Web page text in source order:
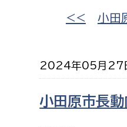
傷病者
福祉健康部
福祉政策課
<< 小田
2024年05月27
小田原市長動